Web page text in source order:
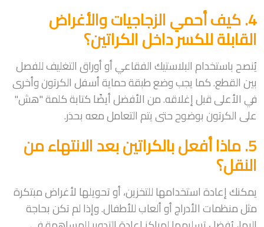
4. كيف أحمي الزجاجيات والأغراض
القابلة للكسر داخل الكراتين؟
يُنصح باستخدام البلاستيك الفقاعي أو أوراق التغليف للفصل
بين القطع. كما يجب وضع طبقة حماية أسفل الكرتون وأخرى
في الأعلى قبل إغلاقه. من الأفضل أيضًا كتابة كلمة "هش"
على الكرتون بوضوح حتى يتم التعامل معه بحذر.
5. ماذا أفعل بالكراتين بعد الانتهاء من
النقل؟
يمكنك إعادة استخدامها للتخزين، أو تحويلها لأغراض مبتكرة
مثل منظمات الأدراج أو ألعاب للأطفال. وإذا لم تكن بحاجة